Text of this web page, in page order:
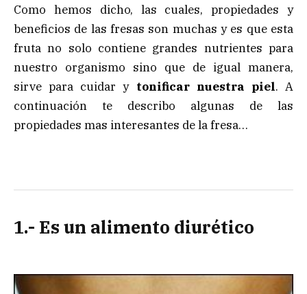
Como hemos dicho, las cuales, propiedades y
beneficios de las fresas son muchas y es que esta
fruta no solo contiene grandes nutrientes para
nuestro organismo sino que de igual manera,
sirve para cuidar y tonificar nuestra piel. A
continuación te describo algunas de las
propiedades mas interesantes de la fresa…
1.- Es un alimento diurético